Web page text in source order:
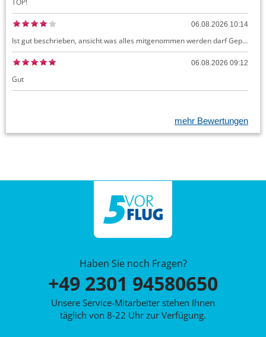
TOP!
06.08.2026 10:14
Ist gut beschrieben, ansicht was alles mitgenommen werden darf Gepäck dürfte auch kostenloses Handgepäck umfassen, ansonsten sehr easy zu machen
06.08.2026 09:12
Gut
mehr Bewertungen
Haben Sie noch Fragen?
+49 2301 94580650
Unsere Service-Mitarbeiter stehen Ihnen
täglich von 8-22 Uhr zur Verfügung.